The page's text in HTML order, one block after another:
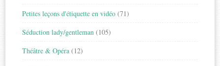
Petites leçons d'étiquette en vidéo (71)
Séduction lady/gentleman (105)
Théâtre & Opéra (12)